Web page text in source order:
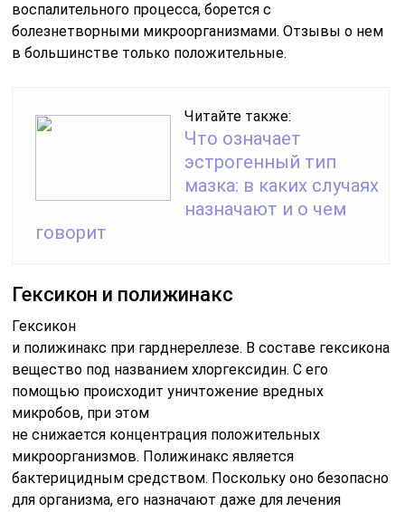
воспалительного процесса, борется с
болезнетворными микроорганизмами. Отзывы о нем
в большинстве только положительные.
Читайте также:
Что означает
эстрогенный тип
мазка: в каких случаях
назначают и о чем
говорит
Гексикон и полижинакс
Гексикон
и полижинакс при гарднереллезе. В составе гексикона
вещество под названием хлоргексидин. С его
помощью происходит уничтожение вредных
микробов, при этом
неснижается концентрация положительных
микроорганизмов. Полижинакс является
бактерицидным средством. Поскольку оно безопасно
для организма, его назначают даже для лечения